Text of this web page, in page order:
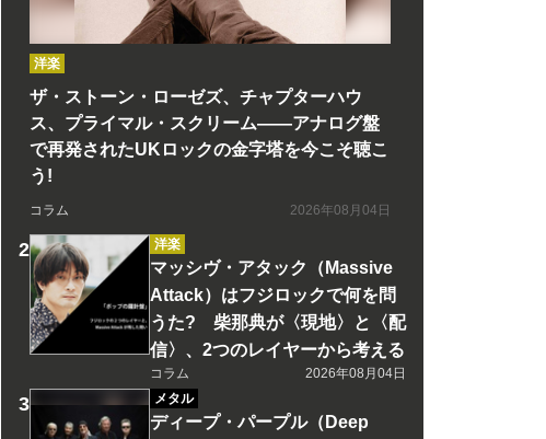
洋楽
ザ・ストーン・ローゼズ、チャプターハウ
ス、プライマル・スクリーム――アナログ盤
で再発されたUKロックの金字塔を今こそ聴こ
う!
コラム 2026年08月04日
洋楽
マッシヴ・アタック（Massive
Attack）はフジロックで何を問
うた? 柴那典が〈現地〉と〈配
信〉、2つのレイヤーから考える
コラム
2026年08月04日
メタル
ディープ・パープル（Deep